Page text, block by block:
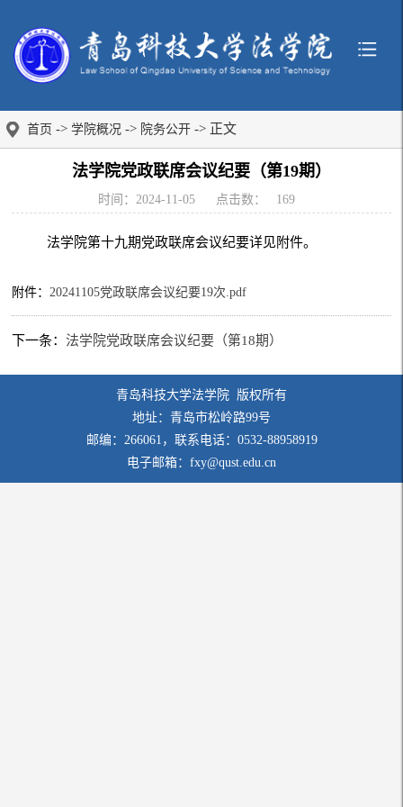
首页 -> 学院概况 -> 院务公开 -> 正文
法学院党政联席会议纪要（第19期）
时间：2024-11-05 点击数： 169
法学院第十九期党政联席会议纪要详见附件。
附件：20241105党政联席会议纪要19次.pdf
下一条：法学院党政联席会议纪要（第18期）
青岛科技大学法学院 版权所有
地址：青岛市松岭路99号
邮编：266061，联系电话：0532-88958919
电子邮箱：fxy@qust.edu.cn